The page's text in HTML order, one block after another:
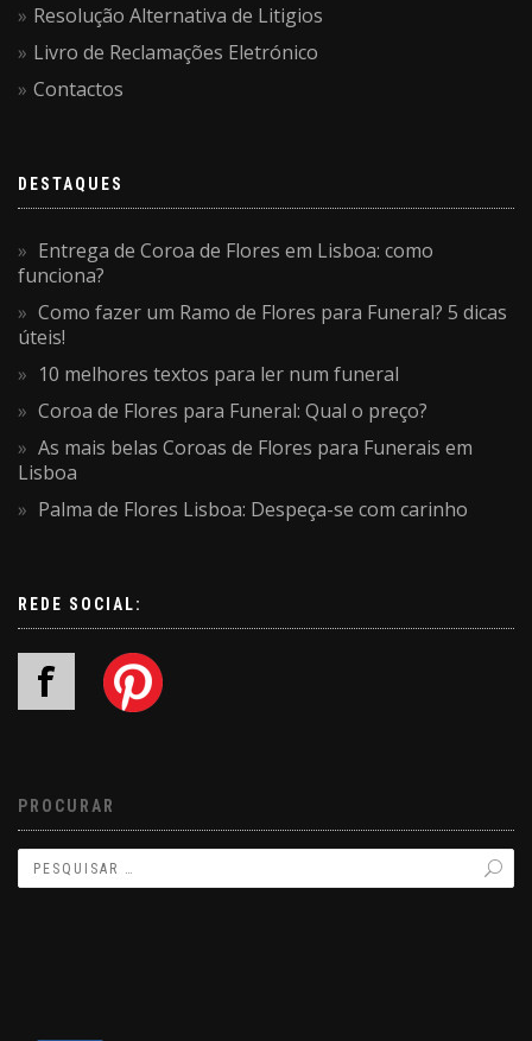
Resolução Alternativa de Litigios
Livro de Reclamações Eletrónico
Contactos
DESTAQUES
Entrega de Coroa de Flores em Lisboa: como
funciona?
Como fazer um Ramo de Flores para Funeral? 5 dicas
úteis!
10 melhores textos para ler num funeral
Coroa de Flores para Funeral: Qual o preço?
As mais belas Coroas de Flores para Funerais em
Lisboa
Palma de Flores Lisboa: Despeça-se com carinho
REDE SOCIAL:
PROCURAR